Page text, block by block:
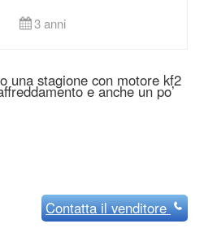
3 anni
una stagione con motore kf2
e anche un po’
Contattail venditore